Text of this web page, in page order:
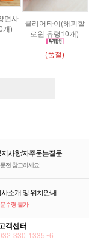
면사
개)
클리어타이(해피할
로윈 유령10개)
(품절)
지사항/자주묻는질문
전 참고하세요!
사소개 및 위치안내
수령 불가
객센터
330-1335~6